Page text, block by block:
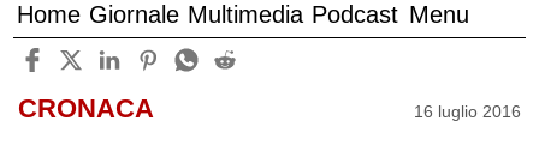
Home Giornale Multimedia Podcast Menu
CRONACA 16 luglio 2016